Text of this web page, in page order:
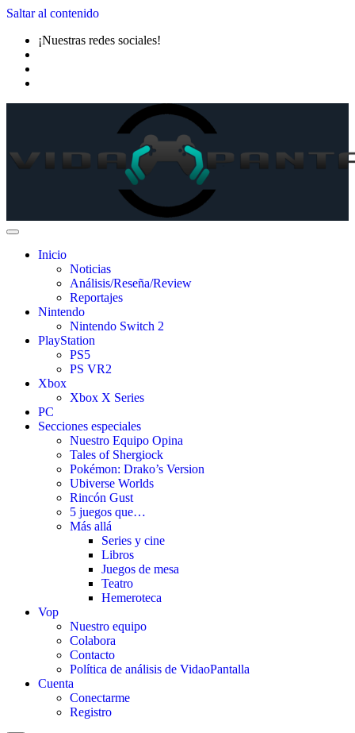
Saltar al contenido
¡Nuestras redes sociales!
Inicio
Noticias
Análisis/Reseña/Review
Reportajes
Nintendo
Nintendo Switch 2
PlayStation
PS5
PS VR2
Xbox
Xbox X Series
PC
Secciones especiales
Nuestro Equipo Opina
Tales of Shergiock
Pokémon: Drako’s Version
Ubiverse Worlds
Rincón Gust
5 juegos que…
Más allá
Series y cine
Libros
Juegos de mesa
Teatro
Hemeroteca
Vop
Nuestro equipo
Colabora
Contacto
Política de análisis de VidaoPantalla
Cuenta
Conectarme
Registro